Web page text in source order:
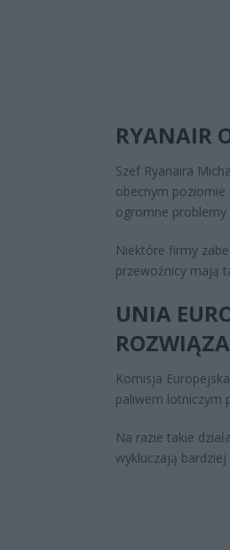
RYANAIR
Szef Ryanaira
obecnym poziomie
ogromne problemy
Niektóre firmy
przewoźnicy mają
UNIA
Komisja
paliwem lotniczym
Na razie takie
wykluczają